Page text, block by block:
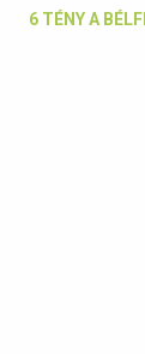
6 TÉNY A